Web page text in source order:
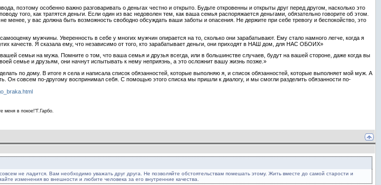
поэтому особенно важно разговаривать о деньгах честно и открыто. Будьте откровенны и открыты друг перед другом, насколько это
того, как тратятся деньги. Если один из вас недоволен тем, как ваша семья распоряжается деньгами, обязательно говорите об этом.
менее, у вас должна быть возможность свободно обсуждать ваши заботы и опасения. Не держите при себе тревогу и беспокойство, это
мужчины. Уверенность в себе у многих мужчин опирается на то, сколько они зарабатывают. Ему стало намного легче, когда я
качеств. Я сказала ему, что независимо от того, кто зарабатывает деньги, они приходят в НАШ дом, для НАС ОБОИХ»
семьи на мужа. Помните о том, что ваша семья и друзья всегда, или в большинстве случаев, будут на вашей стороне, даже когда вы
семье и друзьям, они начнут испытывать к нему неприязнь, а это осложнит вашу жизнь позже.»
по дому. В итоге я села и написала список обязанностей, которые выполняю я, и список обязанностей, которые выполняет мой муж. А
Он совсем по-другому воспринимал себя. С помощью этого списка мы пришли к диалогу, и мы смогли разделить обязанности по-
меня в покое!"Г.Гарбо.
не ладится. Вам необходимо уважать друг друга. Не позволяйте обстоятельствам помешать этому. Жить вместе до самой старости и
изменения во внешности и любите человека за его внутренние качества.